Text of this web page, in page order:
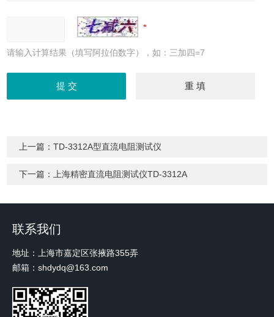
请输入计算结果（填写阿拉伯数字），如：三加四=7
上一篇：TD-3312A型直流电阻测试仪
下一篇： 上海精密直流电阻测试仪TD-3312A
联系我们
地址：上海市嘉定区张掖路355弄
邮箱：shdydq@163.com